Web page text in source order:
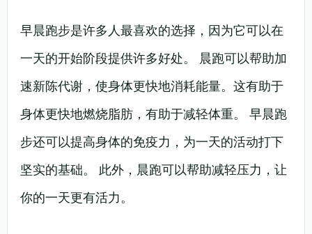
早晨跑步是许多人最喜欢的选择，因为它可以在
一天的开始阶段提供许多好处。 晨跑可以帮助加
速新陈代谢，使身体更快地消耗能量。这有助于
身体更快地燃烧脂肪，有助于减轻体重。 早晨跑
步还可以提高身体的免疫力，为一天的活动打下
坚实的基础。 此外，晨跑可以帮助减轻压力，让
你的一天更有活力。